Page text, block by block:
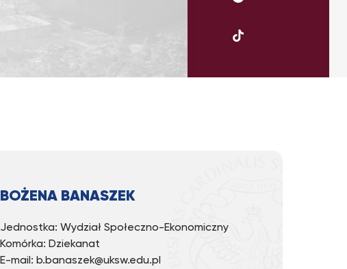
UKSW
BOŻENA BANASZEK
Jednostka: Wydział Społeczno-Ekonomiczny
Komórka: Dziekanat
E-mail: b.banaszek@uksw.edu.pl